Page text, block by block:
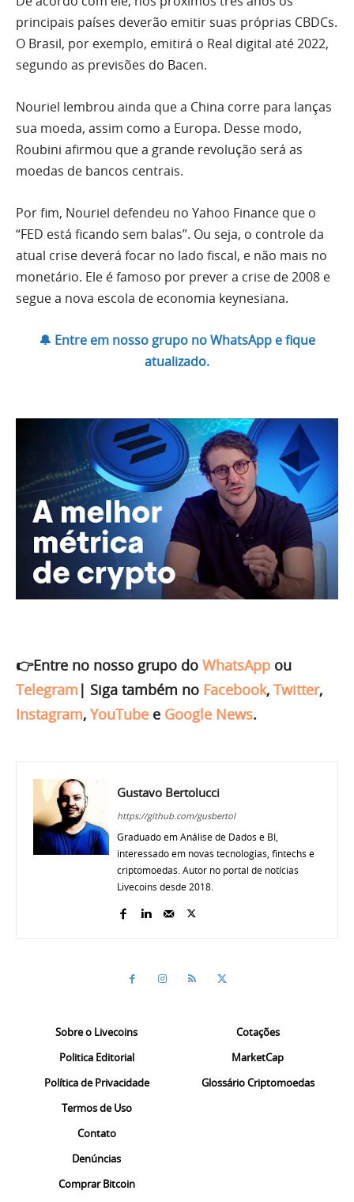
principais países deverão emitir suas próprias CBDCs.
O Brasil, por exemplo, emitirá o Real digital até 2022,
segundo as previsões do Bacen.
Nouriel lembrou ainda que a China corre para lanças
sua moeda, assim como a Europa. Desse modo,
Roubini afirmou que a grande revolução será as
moedas de bancos centrais.
Por fim, Nouriel defendeu no Yahoo Finance que o
“FED está ficando sem balas”. Ou seja, o controle da
atual crise deverá focar no lado fiscal, e não mais no
monetário. Ele é famoso por prever a crise de 2008 e
segue a nova escola de economia keynesiana.
🔔 Entre em nosso grupo no WhatsApp e fique
atualizado.
👉Entre no nosso grupo do WhatsApp ou
Telegram | Siga também no Facebook, Twitter,
Instagram, YouTube e Google News.
Gustavo Bertolucci
https://github.com/gusbertol
Graduado em Análise de Dados e BI,
interessado em novas tecnologias, fintechs e
criptomoedas. Autor no portal de notícias
Livecoins desde 2018.
Sobre o Livecoins
Politica Editorial
Política de Privacidade
Termos de Uso
Contato
Denúncias
Comprar Bitcoin
Cotações
MarketCap
Glossário Criptomoedas